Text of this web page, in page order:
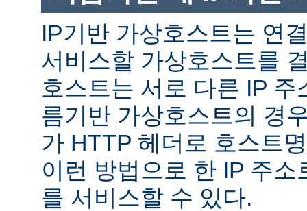
IP기반 가상호스트는 연
서비스할 가상호스트를
호스트는 서로 다른 IP
름기반 가상호스트의 경
가 HTTP 헤더로 호스트
이런 방법으로 한 IP 주
를 서비스할 수 있다.